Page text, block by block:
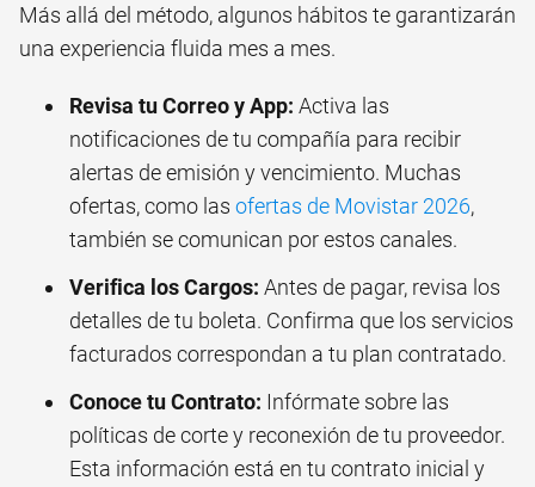
Más allá del método, algunos hábitos te garantizarán
una experiencia fluida mes a mes.
Revisa tu Correo y App: Activa las
notificaciones de tu compañía para recibir
alertas de emisión y vencimiento. Muchas
ofertas, como las ofertas de Movistar 2026,
también se comunican por estos canales.
Verifica los Cargos: Antes de pagar, revisa los
detalles de tu boleta. Confirma que los servicios
facturados correspondan a tu plan contratado.
Conoce tu Contrato: Infórmate sobre las
políticas de corte y reconexión de tu proveedor.
Esta información está en tu contrato inicial y